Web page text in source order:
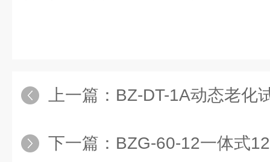
上一篇： BZ-DT-1A动态老化
下一篇： BZG-60-12一体式